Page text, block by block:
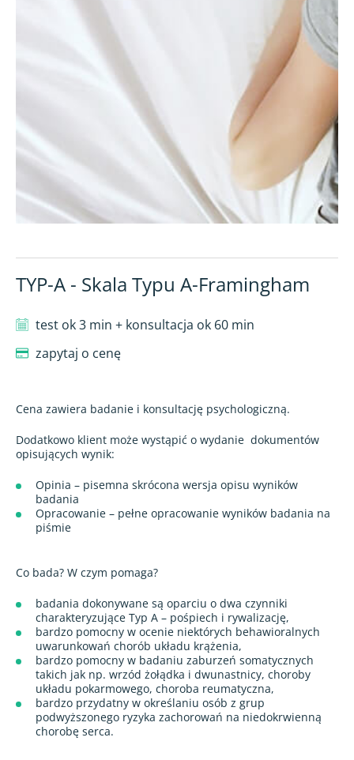
TYP-A - Skala Typu A-Framingham
test ok 3 min + konsultacja ok 60 min
zapytaj o cenę
Cena zawiera badanie i konsultację psychologiczną.
Dodatkowo klient może wystąpić o wydanie dokumentów
opisujących wynik:
Opinia – pisemna skrócona wersja opisu wyników
badania
Opracowanie – pełne opracowanie wyników badania na
piśmie
Co bada? W czym pomaga?
badania dokonywane są oparciu o dwa czynniki
charakteryzujące Typ A – pośpiech i rywalizację,
bardzo pomocny w ocenie niektórych behawioralnych
uwarunkowań chorób układu krążenia,
bardzo pomocny w badaniu zaburzeń somatycznych
takich jak np. wrzód żołądka i dwunastnicy, choroby
układu pokarmowego, choroba reumatyczna,
bardzo przydatny w określaniu osób z grup
podwyższonego ryzyka zachorowań na niedokrwienną
chorobę serca.